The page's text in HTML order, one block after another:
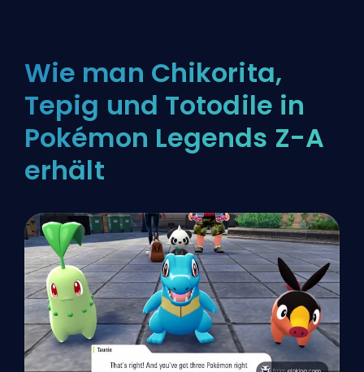
Wie man Chikorita,
Tepig und Totodile in
Pokémon Legends Z-A
erhält